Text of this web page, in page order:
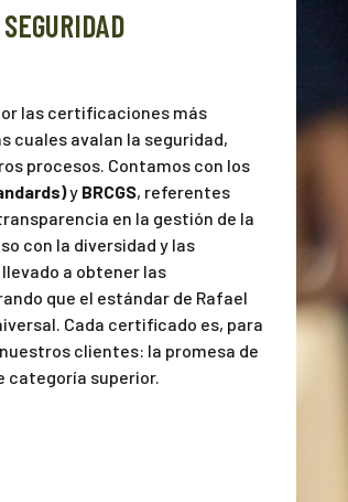
las certificaciones más
cuales avalan la seguridad,
procesos. Contamos con los
y BRCGS, referentes
en la gestión de la
con la diversidad y las
a obtener las
que el estándar de Rafael
Cada certificado es, para
clientes: la promesa de
categoría superior.